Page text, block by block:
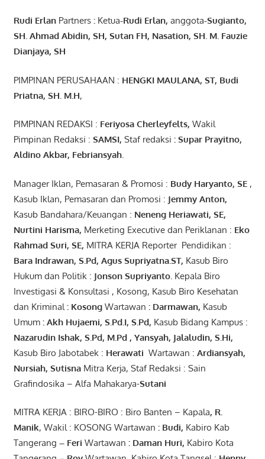
Rudi ErlanPartners : Ketua-Rudi Erlan, anggota-Sugianto,
SH. Ahmad Abidin, SH, SutanFH, Nasation, SH. M. Fauzie
Dianjaya, SH
PIMPINAN PERUSAHAAN : HENGKI MAULANA, ST, Budi
Priatna, SH . M.H,
PIMPINAN REDAKSI : Feriyosa Cherleyfelts, Wakil
Pimpinan Redaksi : SAMSI, Staf redaksi : Supar Prayitno,
Aldino Akbar, Febriansyah.
Manager Iklan, Pemasaran & Promosi : Budy Haryanto, SE,
Kasub Iklan, Pemasaran dan Promosi : Jemmy Anton,
Kasub Bandahara/Keuangan : Neneng Heriawati, SE,
Nurtini Harisma, Merketing Executive dan Periklanan : Eko
Rahmad Suri, SE, MITRA KERJA Reporter Pendidikan :
Bara Indrawan, S.Pd, Agus Supriyatna.ST, Kasub Biro
Hukum dan Politik : Jonson Supriyanto. Kepala Biro
Investigasi & Konsultasi , Kosong, Kasub Biro Kesehatan
dan Kriminal : KosongWartawan : Darmawan, Kasub
Umum : Akh Hujaemi, S.Pd.I, S.Pd, Kasub Bidang Kampus :
Nazarudin Ishak, S.Pd, M.Pd, Yansyah, Jalaludin, S.Hi,
Kasub Biro Jabotabek : Herawati Wartawan : Ardiansyah,
Nursiah, SutisnaMitra Kerja, Staf Redaksi : Sain
Grafindosika – Alfa Mahakarya-Sutani
MITRA KERJA : BIRO-BIRO : Biro Banten – Kapala, R.
Manik, Wakil : KOSONG Wartawan : Budi, Kabiro Kab
Tangerang – Feri Wartawan : Daman Huri, Kabiro Kota